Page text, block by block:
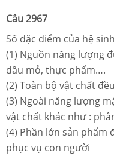
Câu 2967
Số đặc điểm của hệ
(1) Nguồn năng lượng
dầu mỏ, thực phẩm….
(2) Toàn bộ vật chất
(3) Ngoài năng lượng
vật chất khác như :
(4) Phần lớn sản phẩm
phục vụ con người